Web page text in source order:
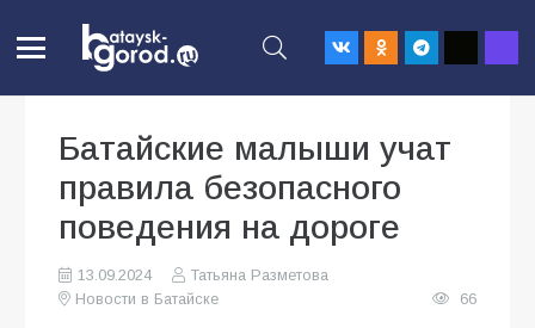
Батайские малыши учат
правила безопасного
поведения на дороге
13.09.2024
Татьяна Разметова
Новости в Батайске
66